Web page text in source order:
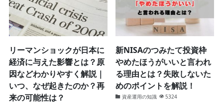
リーマンショックが日本に
経済に与えた影響とは？原
因などわかりやすく解説｜
いつ、なぜ起きたのか？再
来の可能性は？
新NISAのつみたて投資枠
やめたほうがいいと言われ
る理由とは？失敗しないた
めのポイントを解説！
資産運用の知識 5324